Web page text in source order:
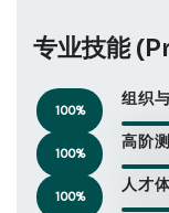
专业技能
组织
100%
高阶
100%
人才
100%